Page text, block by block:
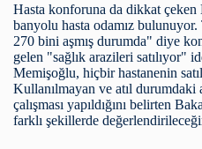
Hasta konforuna da dikkat
banyolu hasta odamız
270 bini aşmış durumda" diye
gelen "sağlık arazileri satılıyor"
Memişoğlu, hiçbir hastanenin
Kullanılmayan ve atıl
çalışması yapıldığını belirten
farklı şekillerde